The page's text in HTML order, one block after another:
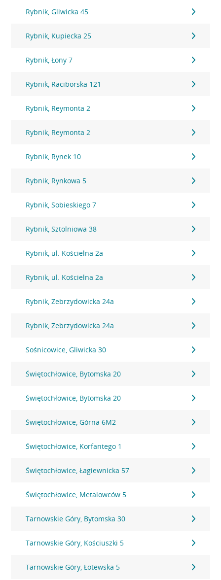
Rybnik, Gliwicka 45
Rybnik, Kupiecka 25
Rybnik, Łony 7
Rybnik, Raciborska 121
Rybnik, Reymonta 2
Rybnik, Reymonta 2
Rybnik, Rynek 10
Rybnik, Rynkowa 5
Rybnik, Sobieskiego 7
Rybnik, Sztolniowa 38
Rybnik, ul. Kościelna 2a
Rybnik, ul. Kościelna 2a
Rybnik, Zebrzydowicka 24a
Rybnik, Zebrzydowicka 24a
Sośnicowice, Gliwicka 30
Świętochłowice, Bytomska 20
Świętochłowice, Bytomska 20
Świętochłowice, Górna 6M2
Świętochłowice, Korfantego 1
Świętochłowice, Łagiewnicka 57
Świętochłowice, Metalowców 5
Tarnowskie Góry, Bytomska 30
Tarnowskie Góry, Kościuszki 5
Tarnowskie Góry, Łotewska 5